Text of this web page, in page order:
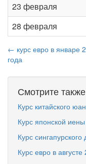
23 февраля
28 февраля
← курс евро в январе
года
Смотрите
Курс китайского
Курс японской иены
Курс
Курс евро в